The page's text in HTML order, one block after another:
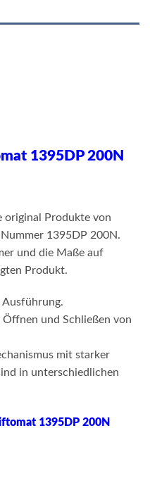
1395DP 200N
original Produkte von
1395DP 200N.
und die Maße auf
Produkt.
und Schließen von
mit starker
in unterschiedlichen
1395DP 200N